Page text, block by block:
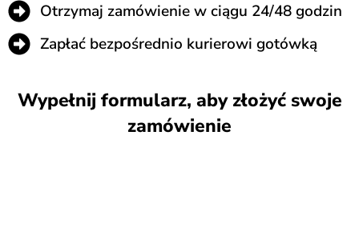
Otrzymaj zamówienie w ciągu 24/48 godzin
Zapłać bezpośrednio kurierowi gotówką
Wypełnij formularz, aby złożyć swoje
zamówienie